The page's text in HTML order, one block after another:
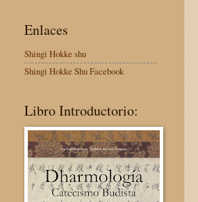
Enlaces
Shingi Hokke shu
Shingi Hokke Shu Facebook
Libro Introductorio: